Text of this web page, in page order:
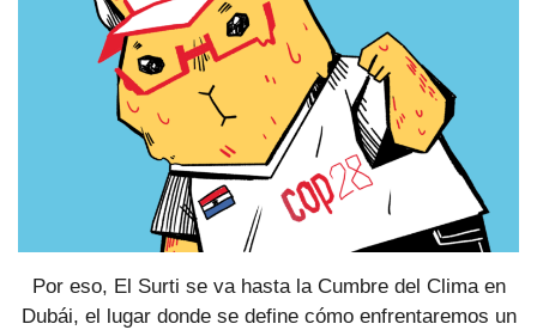
Por eso, El Surti se va hasta la Cumbre del Clima en
Dubái, el lugar donde se define cómo enfrentaremos un